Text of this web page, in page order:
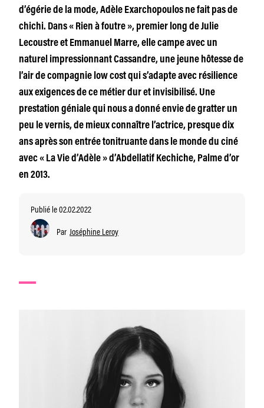
d’égérie de la mode, Adèle Exarchopoulos ne fait pas de
chichi. Dans « Rien à foutre », premier long de Julie
Lecoustre et Emmanuel Marre, elle campe avec un
naturel impressionnant Cassandre, une jeune hôtesse de
l’air de compagnie low cost qui s’adapte avec résilience
aux exigences de ce métier dur et invisibilisé. Une
prestation géniale qui nous a donné envie de gratter un
peu le vernis, de mieux connaître l’actrice, presque dix
ans après son entrée tonitruante dans le monde du ciné
avec « La Vie d’Adèle » d’Abdellatif Kechiche, Palme d’or
en 2013.
Publié le 02.02.2022
Par Joséphine Leroy